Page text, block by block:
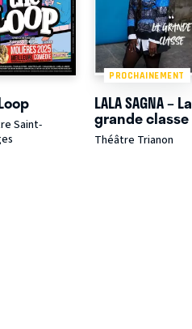
Saint-
PROCHAINEMENT
LALA SAGNA – La
grande classe
Théâtre Trianon